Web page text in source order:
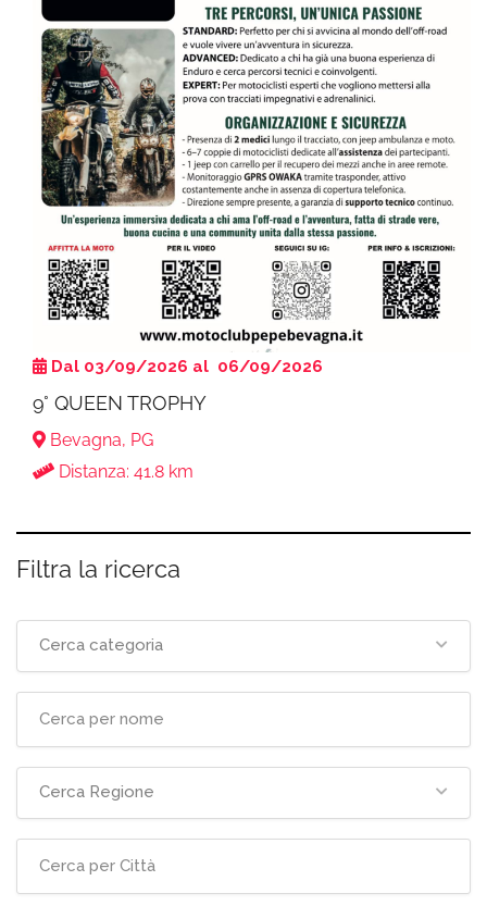
Dal 03/09/2026 al 06/09/2026
9° QUEEN TROPHY
Bevagna, PG
Distanza: 41.8 km
Filtra la ricerca
Cerca categoria
Cerca Regione